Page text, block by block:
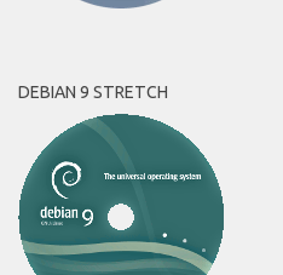
DEBIAN 9 STRETCH